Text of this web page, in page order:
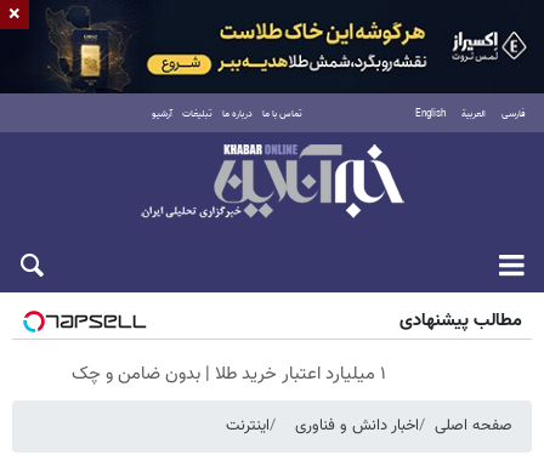
فارسی العربية English تماس با ما درباره ما تبلیغات آرشیو
شنبه ۱۷ مرداد ۱۴۰۵
مطالب پیشنهادی
۱ میلیارد اعتبار خرید طلا | بدون ضامن و چک
صفحه اصلی اخبار دانش و فناوری اینترنت
×